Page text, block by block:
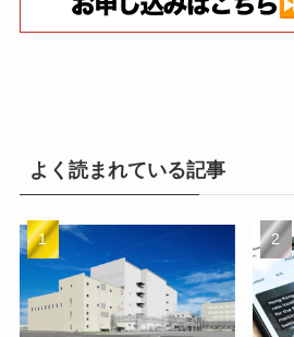
よく読まれている記事